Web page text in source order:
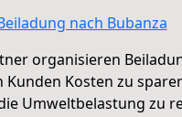
nach Bubanza
organisieren
Kunden Kosten zu
Umweltbelastung zu